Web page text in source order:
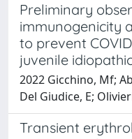
Preliminary
immunogenicity
to prevent
juvenile
2022 Gicchino, Mf;
Del Giudice, E;
Transient